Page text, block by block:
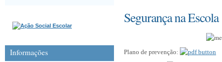
Segurança na Escola
Plano de prevenção:
Informações